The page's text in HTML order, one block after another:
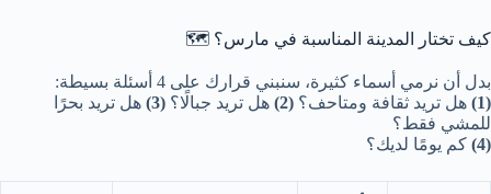
كيف تختار المدينة المناسبة في مارس؟ 🗺️
بدل أن نرمي أسماء كثيرة، سنبني قرارك على 4 أسئلة بسيطة:
(1)
هل تريد ثقافة ومتاحف؟ (2) هل تريد جبالًا؟ (3)
هل تريد بحرًا
للمشي فقط؟
(4)
كم يومًا لديك؟